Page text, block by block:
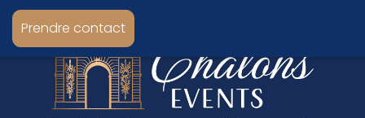
Prendre contact